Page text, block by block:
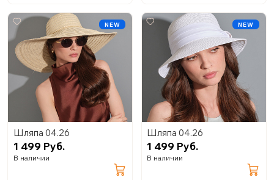
NEW
Шляпа 04.26
1 499 Руб.
В наличии
NEW
Шляпа 04.26
1 499 Руб.
В наличии